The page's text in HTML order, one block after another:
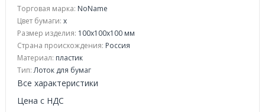
Торговая марка: NoName
Цвет бумаги: х
Размер изделия: 100x100x100 мм
Страна происхождения: Россия
Материал: пластик
Тип:Лоток для бумаг
Все характеристики
Цена с НДС